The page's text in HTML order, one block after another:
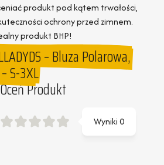
produkt pod kątem trwałości,
ochrony przed zimnem.
produkt BHP!
– Bluza Polarowa,
S-3XL
Oceń Produkt
Wyniki0